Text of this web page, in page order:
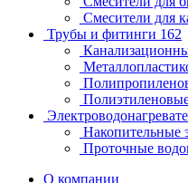
Смесители для
Трубы и фитинги 162
Накопительные
Проточные
О компании